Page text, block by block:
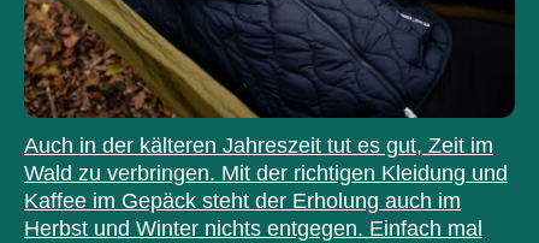
Auch in der kälteren Jahreszeit tut es gut, Zeit im
Wald zu verbringen. Mit der richtigen Kleidung und
Kaffee im Gepäck steht der Erholung auch im
Herbst und Winter nichts entgegen. Einfach mal